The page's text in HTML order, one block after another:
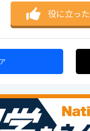
役に立った